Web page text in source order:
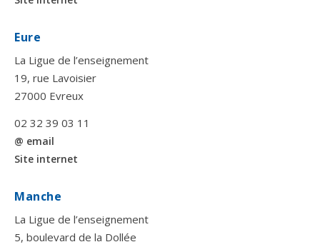
Eure
La Ligue de l’enseignement
19, rue Lavoisier
27000 Evreux
02 32 39 03 11
@ email
Site internet
Manche
La Ligue de l’enseignement
5, boulevard de la Dollée